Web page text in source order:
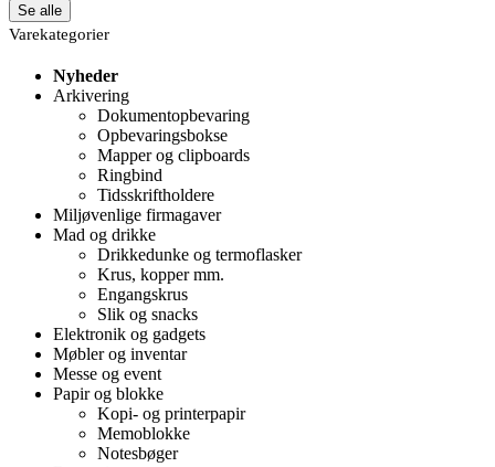
Se alle
Varekategorier
Nyheder
Arkivering
Dokumentopbevaring
Opbevaringsbokse
Mapper og clipboards
Ringbind
Tidsskriftholdere
Miljøvenlige firmagaver
Mad og drikke
Drikkedunke og termoflasker
Krus, kopper mm.
Engangskrus
Slik og snacks
Elektronik og gadgets
Møbler og inventar
Messe og event
Papir og blokke
Kopi- og printerpapir
Memoblokke
Notesbøger